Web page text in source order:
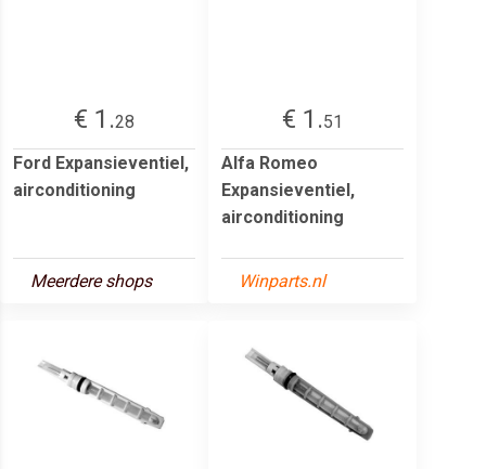
€ 1.28
Ford Expansieventiel,
airconditioning
Meerdere shops
€ 1.51
Alfa Romeo
Expansieventiel,
airconditioning
Winparts.nl